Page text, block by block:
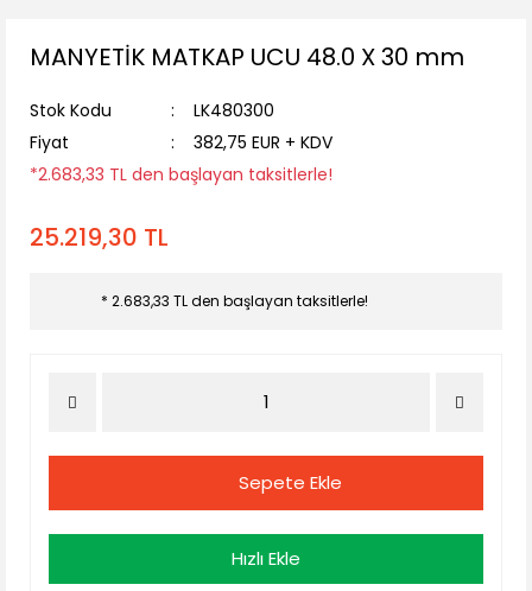
MANYETİK MATKAP UCU 48.0 X 30 mm
Stok Kodu
LK480300
Fiyat
382,75 EUR + KDV
*2.683,33 TL den başlayan taksitlerle!
25.219,30 TL
* 2.683,33 TL den başlayan taksitlerle!
Sepete Ekle
Hızlı Ekle